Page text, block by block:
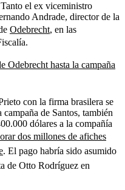
anto el ex viceministro
Andrade, director de la
Odebrecht, en las
Odebrecht hasta la campaña
con la firma brasilera se
de Santos, también
dólares a la compañía
dos millones de afiches
. El pago habría sido asumido
de Otto Rodríguez en